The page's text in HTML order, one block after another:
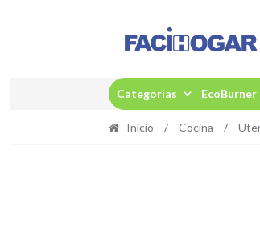
contenido
Categorias EcoBurner
Inicio / Cocina /